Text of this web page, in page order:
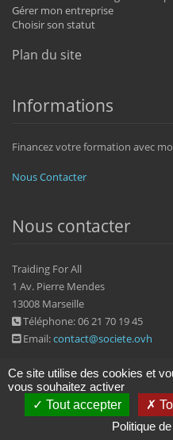
Gérer mon entreprise
Choisir son statut
Plan du site
Informations
Financez votre formation avec
Nous Contacter
Nous contacter
Traiding For All
1 Av. Pierre Mendes
13008 Marseille
Téléphone: 06 21 70 19 45
Email:contact@societe.ovh
Politique de
Ce site utilise des cookies et
vous souhaitez activer
Tout accepter
Politique